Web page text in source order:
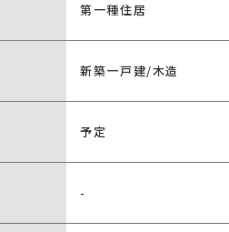
第一種住居
新築一戸建/木造
予定
-